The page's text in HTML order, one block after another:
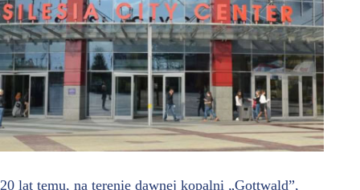
20 lat temu, na terenie dawnej kopalni „Gottwald”,